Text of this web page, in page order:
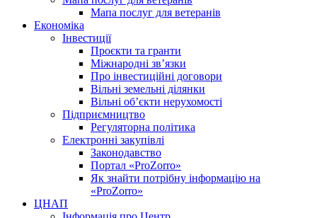
Мапа послуг для ветеранів
Економіка
Інвестиції
Проєкти та гранти
Міжнародні зв’язки
Про інвестиційні договори
Вільні земельні ділянки
Вільні об’єкти нерухомості
Підприємництво
Регуляторна політика
Електронні закупівлі
Законодавство
Портал «ProZorro»
Як знайти потрібну інформацію на
«ProZorro»
ЦНАП